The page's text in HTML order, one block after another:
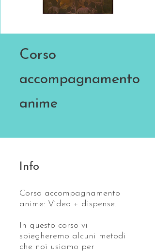
Corso
accompagnamento
anime
Info
Corso accompagnamento
anime: Video + dispense.
In questo corso vi
spiegheremo alcuni metodi
che noi usiamo per